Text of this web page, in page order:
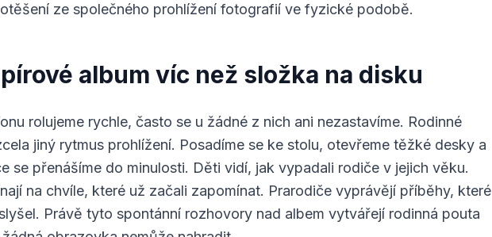
ze společného prohlížení fotografií ve fyzické podobě.
album víc než složka na disku
rolujeme rychle, často se u žádné z nich ani nezastavíme. Rodinné
jiný rytmus prohlížení. Posadíme se ke stolu, otevřeme těžké desky a
se přenášíme do minulosti. Děti vidí, jak vypadali rodiče v jejich věku.
na chvíle, které už začali zapomínat. Prarodiče vyprávějí příběhy, které
Právě tyto spontánní rozhovory nad albem vytvářejí rodinná pouta